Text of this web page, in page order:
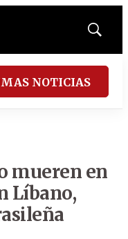
Mostrar
NOTICIAS
mueren en
Líbano,